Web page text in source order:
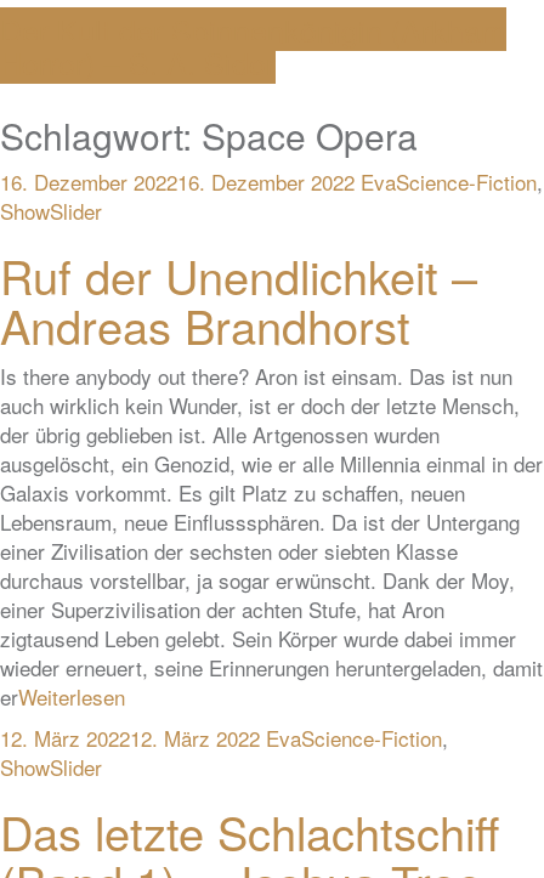
Schlagwort: Space Opera
16. Dezember 202216. Dezember 2022 EvaScience-Fiction,
ShowSlider
Ruf der Unendlichkeit –
Andreas Brandhorst
Is there anybody out there? Aron ist einsam. Das ist nun
auch wirklich kein Wunder, ist er doch der letzte Mensch,
der übrig geblieben ist. Alle Artgenossen wurden
ausgelöscht, ein Genozid, wie er alle Millennia einmal in der
Galaxis vorkommt. Es gilt Platz zu schaffen, neuen
Lebensraum, neue Einflusssphären. Da ist der Untergang
einer Zivilisation der sechsten oder siebten Klasse
durchaus vorstellbar, ja sogar erwünscht. Dank der Moy,
einer Superzivilisation der achten Stufe, hat Aron
zigtausend Leben gelebt. Sein Körper wurde dabei immer
wieder erneuert, seine Erinnerungen heruntergeladen, damit
erWeiterlesen
12. März 202212. März 2022 EvaScience-Fiction,
ShowSlider
Das letzte Schlachtschiff